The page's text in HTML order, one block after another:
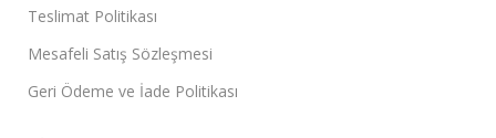
Teslimat Politikası
Mesafeli Satış Sözleşmesi
Geri Ödeme ve İade Politikası